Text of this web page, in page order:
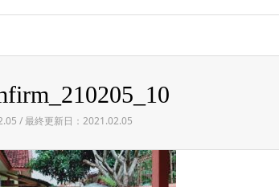
/ 最終更新日：2021.02.05